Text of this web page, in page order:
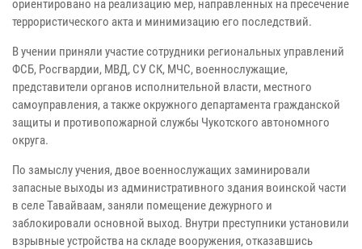
ориентировано на реализацию мер, направленных на пресечение
террористического акта и минимизацию его последствий.
В учении приняли участие сотрудники региональных управлений
ФСБ, Росгвардии, МВД, СУ СК, МЧС, военнослужащие,
представители органов исполнительной власти, местного
самоуправления, а также окружного департамента гражданской
защиты и противопожарной службы Чукотского автономного
округа.
По замыслу учения, двое военнослужащих заминировали
запасные выходы из административного здания воинской части
в селе Тавайваам, заняли помещение дежурного и
заблокировали основной выход. Внутри преступники установили
взрывные устройства на складе вооружения, отказавшись